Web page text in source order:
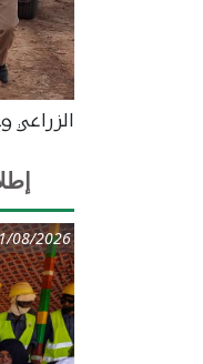
2026 - 08:56